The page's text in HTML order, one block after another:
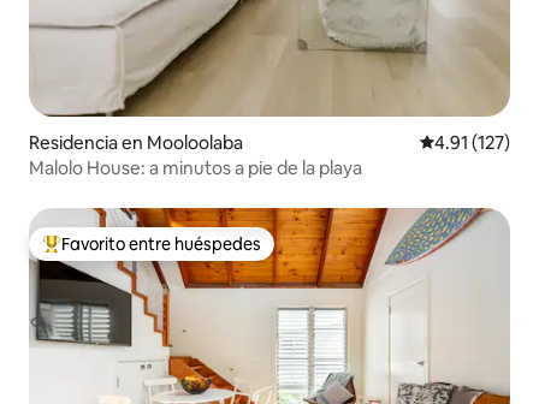
Residencia en Mooloolaba Calificación
4.91 (127)
Malolo House: a minutos a pie de la playa
De los mejores en Favorito entre huéspedes
Favorito entre huéspedes